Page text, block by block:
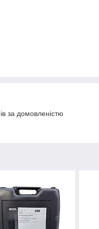
за домовленістю